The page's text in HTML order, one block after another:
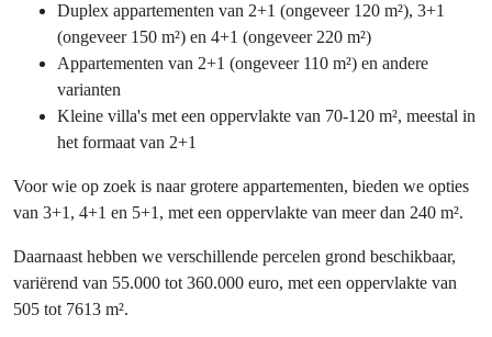
Duplex appartementen van 2+1 (ongeveer 120 m²), 3+1
(ongeveer 150 m²) en 4+1 (ongeveer 220 m²)
Appartementen van 2+1 (ongeveer 110 m²) en andere
varianten
Kleine villa's met een oppervlakte van 70-120 m², meestal in
het formaat van 2+1
Voor wie op zoek is naar grotere appartementen, bieden we opties
van 3+1, 4+1 en 5+1, met een oppervlakte van meer dan 240 m².
Daarnaast hebben we verschillende percelen grond beschikbaar,
variërend van 55.000 tot 360.000 euro, met een oppervlakte van
505 tot 7613 m².